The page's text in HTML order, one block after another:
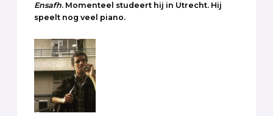
Ensafh. Momenteel studeert hij in Utrecht. Hij
speelt nog veel piano.